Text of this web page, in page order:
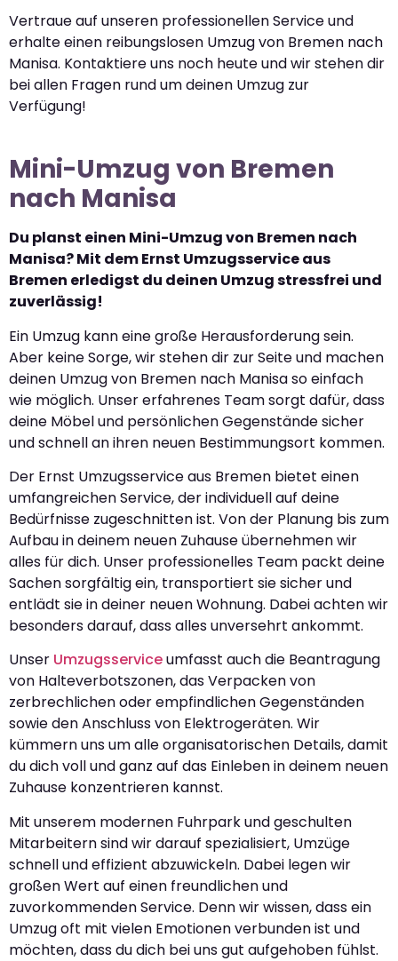
Vertraue auf unseren professionellen Service und
erhalte einen reibungslosen Umzug von Bremen nach
Manisa. Kontaktiere uns noch heute und wir stehen dir
bei allen Fragen rund um deinen Umzug zur
Verfügung!
Mini-Umzug von Bremen
nach Manisa
Du planst einen Mini-Umzug von Bremen nach
Manisa? Mit dem Ernst Umzugsservice aus
Bremen erledigst du deinen Umzug stressfrei und
zuverlässig!
Ein Umzug kann eine große Herausforderung sein.
Aber keine Sorge, wir stehen dir zur Seite und machen
deinen Umzug von Bremen nach Manisa so einfach
wie möglich. Unser erfahrenes Team sorgt dafür, dass
deine Möbel und persönlichen Gegenstände sicher
und schnell an ihren neuen Bestimmungsort kommen.
Der Ernst Umzugsservice aus Bremen bietet einen
umfangreichen Service, der individuell auf deine
Bedürfnisse zugeschnitten ist. Von der Planung bis zum
Aufbau in deinem neuen Zuhause übernehmen wir
alles für dich. Unser professionelles Team packt deine
Sachen sorgfältig ein, transportiert sie sicher und
entlädt sie in deiner neuen Wohnung. Dabei achten wir
besonders darauf, dass alles unversehrt ankommt.
Unser Umzugsserviceumfasst auch die Beantragung
von Halteverbotszonen, das Verpacken von
zerbrechlichen oder empfindlichen Gegenständen
sowie den Anschluss von Elektrogeräten. Wir
kümmern uns um alle organisatorischen Details, damit
du dich voll und ganz auf das Einleben in deinem neuen
Zuhause konzentrieren kannst.
Mit unserem modernen Fuhrpark und geschulten
Mitarbeitern sind wir darauf spezialisiert, Umzüge
schnell und effizient abzuwickeln. Dabei legen wir
großen Wert auf einen freundlichen und
zuvorkommenden Service. Denn wir wissen, dass ein
Umzug oft mit vielen Emotionen verbunden ist und
möchten, dass du dich bei uns gut aufgehoben fühlst.